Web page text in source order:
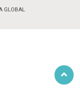
GLOBAL